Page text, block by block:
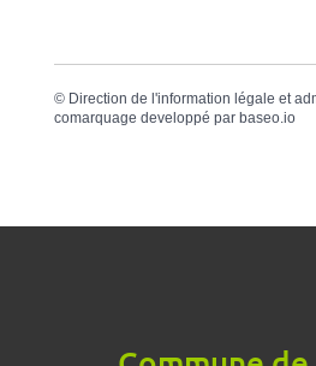
© Direction de l'information légale et
comarquage developpé par baseo.io